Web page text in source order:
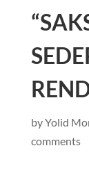
byYolid
comments